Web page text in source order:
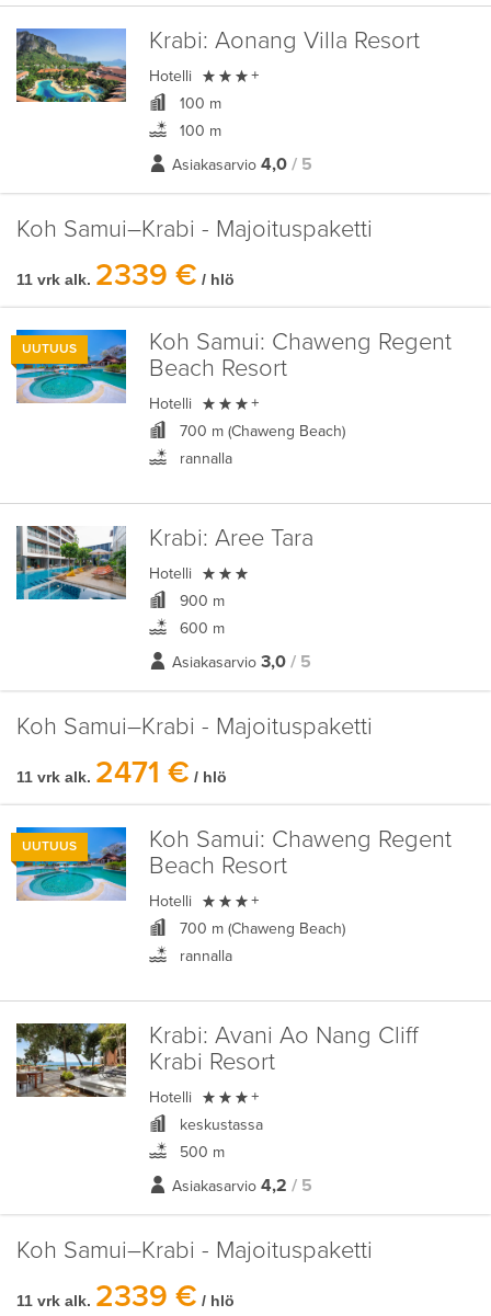
Krabi: Aonang Villa Resort
Hotelli  +
100 m
100 m
Asiakasarvio 4,0 / 5
Koh Samui–Krabi - Majoituspaketti
11 vrk alk. 2339 € / hlö
UUTUUS Koh Samui: Chaweng Regent
Beach Resort
Hotelli  +
700 m (Chaweng Beach)
rannalla
Krabi: Aree Tara
Hotelli 
900 m
600 m
Asiakasarvio 3,0 / 5
Koh Samui–Krabi - Majoituspaketti
11 vrk alk. 2471 € / hlö
UUTUUS Koh Samui: Chaweng Regent
Beach Resort
Hotelli  +
700 m (Chaweng Beach)
rannalla
Krabi: Avani Ao Nang Cliff
Krabi Resort
Hotelli  +
keskustassa
500 m
Asiakasarvio 4,2 / 5
Koh Samui–Krabi - Majoituspaketti
11 vrk alk. 2339 € / hlö